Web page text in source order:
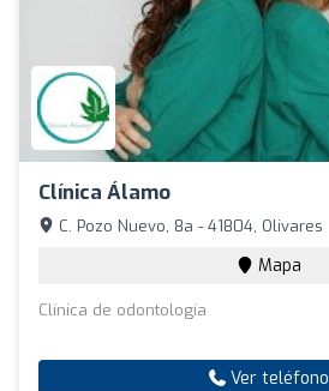
Clínica Álamo
C. Pozo Nuevo, 8a - 41804, Olivares
Mapa
Clínica de odontología
Ver teléfono